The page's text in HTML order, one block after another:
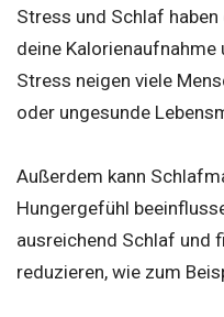
Stress und Schlaf
deine Kalorienaufnahme
Stress neigen viele
oder ungesunde
Außerdem kann
Hungergefühl
ausreichend Schlaf und
reduzieren, wie zum